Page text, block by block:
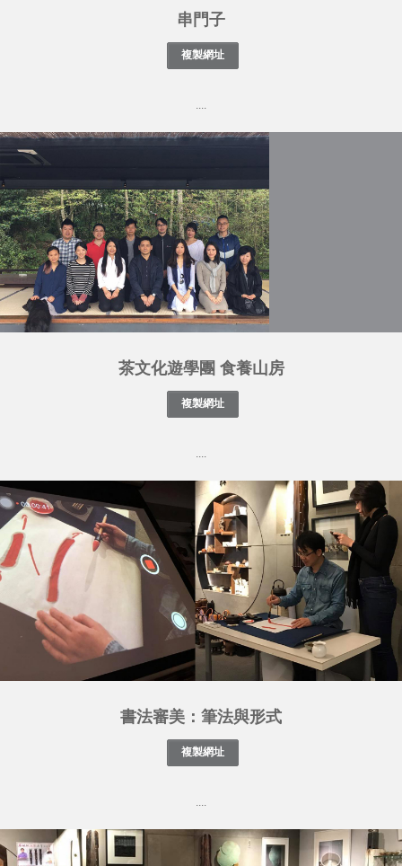
串門子
茶文化遊學團 食養山房
書法審美：筆法與形式
....